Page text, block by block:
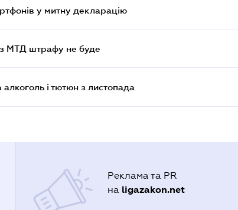
у митну декларацію
з МТД штрафу не буде
і тютюн з листопада
Реклама та PR
на ligazakon.net